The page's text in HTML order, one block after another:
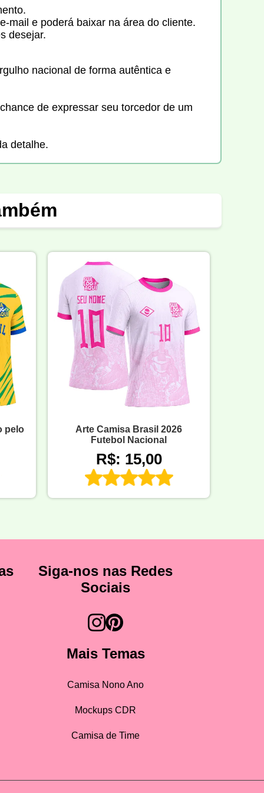
mail e poderá baixar na área do cliente.
desejar.
nacional de forma autêntica e
de expressar seu torcedor de um
detalhe.
pelo
Arte Camisa Brasil 2026
Futebol Nacional
R$: 15,00
Siga-nos nas Redes
Sociais
Mais Temas
Camisa Nono Ano
Mockups CDR
Camisa de Time